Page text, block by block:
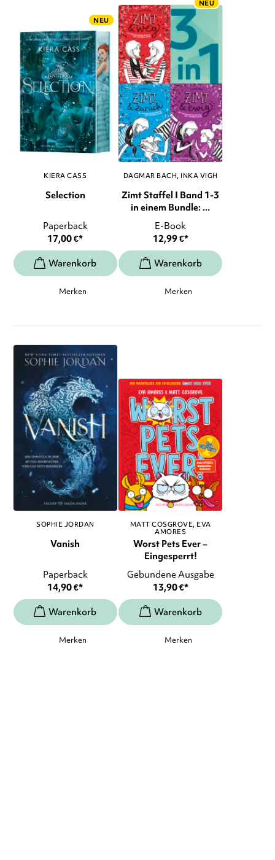
NEU
KIERA CASS
Selection
Paperback
17,00€*
Merken
NEU
DAGMAR BACH INKA VIGH
Zimt Staffel I Band 1-3
in einem Bundle: ...
E-Book
12,99€*
Merken
SOPHIE JORDAN
Vanish
Paperback
14,90€*
Merken
MATT COSGROVE EVA
AMORES
Worst Pets Ever –
Eingesperrt!
Gebundene Ausgabe
13,90€*
Merken